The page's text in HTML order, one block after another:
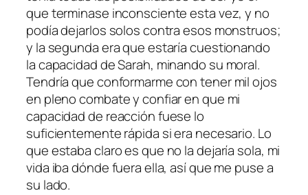
que terminase inconsciente esta vez, y no
podía dejarlos solos contra esos monstruos;
y la segunda era que estaría cuestionando
la capacidad de Sarah, minando su moral.
Tendría que conformarme con tener mil ojos
en pleno combate y confiar en que mi
capacidad de reacción fuese lo
suficientemente rápida si era necesario. Lo
que estaba claro es que no la dejaría sola, mi
vida iba dónde fuera ella, así que me puse a
su lado.